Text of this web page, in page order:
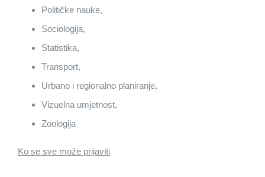
Političke nauke,
Sociologija,
Statistika,
Transport,
Urbano i regionalno planiranje,
Vizuelna umjetnost,
Zoologija
Ko se sve može prijaviti